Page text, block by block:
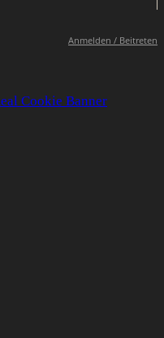
Anmelden / Beitreten
Cookie Banner